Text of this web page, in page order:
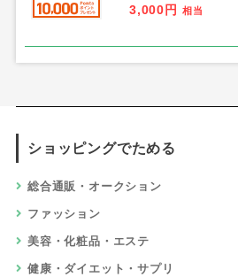
3,000円
相当
ショッピングでためる
総合通販・オークション
ファッション
美容・化粧品・エステ
健康・ダイエット・サプリ